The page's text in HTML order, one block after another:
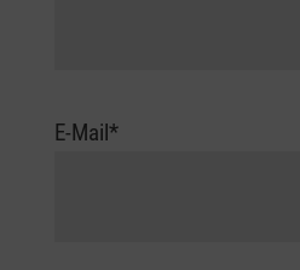
E-Mail*